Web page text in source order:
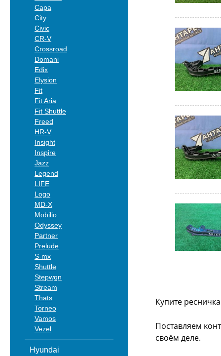
Capa
City
Civic
CR-V
Crossroad
Domani
Edix
Elysion
Fit
Fit Aria
Fit Shuttle
Freed
HR-V
Insight
Inspire
Jazz
Legend
LIFE
Logo
MD-X
Mobilio
Odyssey
Partner
Prelude
S-mx
Shuttle
Stepwgn
Stream
Thats
Torneo
Vamos
Vezel
Hyundai
Купите
Поставляем
своём деле.